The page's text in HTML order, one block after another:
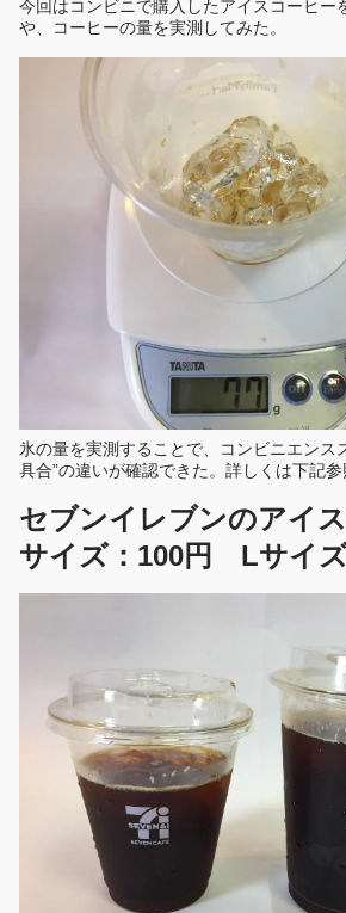
今回はコンビニで購入したアイスコーヒー
や、コーヒーの量を実測してみた。
氷の量を実測することで、コンビニエンス
具合”の違いが確認できた。詳しくは下記参
セブンイレブンのアイ
サイズ：100円 Lサイズ